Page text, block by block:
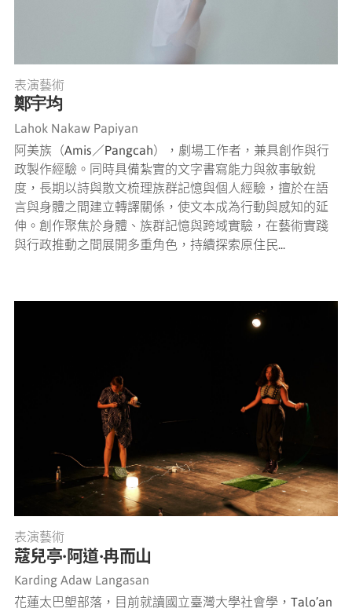
表演藝術
鄭宇均
Lahok Nakaw Papiyan
阿美族（Amis／Pangcah），劇場工作者，兼具創作與行
政製作經驗。同時具備紮實的文字書寫能力與敘事敏銳
度，長期以詩與散文梳理族群記憶與個人經驗，擅於在語
言與身體之間建立轉譯關係，使文本成為行動與感知的延
伸。創作聚焦於身體、族群記憶與跨域實驗，在藝術實踐
與行政推動之間展開多重角色，持續探索原住民...
表演藝術
蔻兒亭·阿道·冉而山
Karding Adaw Langasan
花蓮太巴塱部落，目前就讀國立臺灣大學社會學，Talo’an